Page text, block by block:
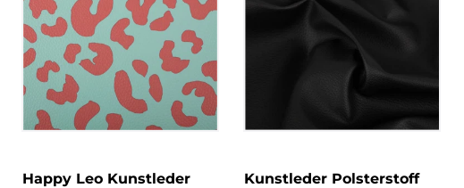
Happy Leo Kunstleder
Kunstleder Polsterstoff